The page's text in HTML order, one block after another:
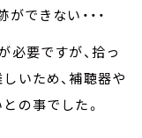
できない・・・
必要ですが、拾っ
いため、補聴器や
の事でした。